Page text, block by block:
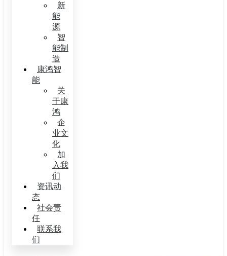
新
能
源
智
能制
造
康鸿智
能
关
于康
鸿
企
业文
化
加
入我
们
资讯动
态
社会责
任
联系我
们